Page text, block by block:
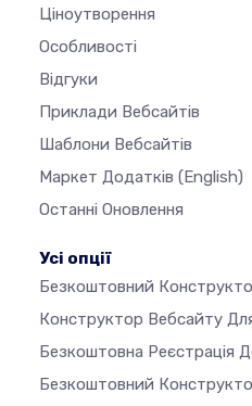
Ціноутворення
Особливості
Відгуки
Приклади Вебсайтів
Шаблони Вебсайтів
Маркет Додатків (English)
Останні Оновлення
Усі опції
Безкоштовний
Конструктор Вебсайту Для
Безкоштовна Реєстрація
Безкоштовний